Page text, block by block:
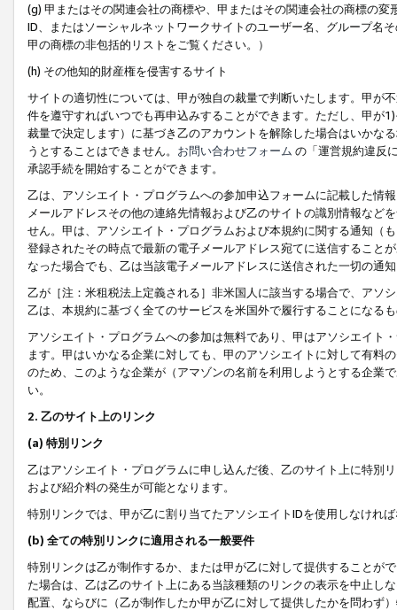
(g) 甲またはその関連会社の商標や、甲またはその関連会社の商標の
ID、またはソーシャルネットワークサイトのユーザー名、グループ名
甲の商標の非包括的リストをご覧ください。）
(h) その他知的財産権を侵害するサイト
サイトの適切性については、甲が独自の裁量で判断いたします。甲が
件を遵守すればいつでも再申込みすることができます。ただし、甲が
裁量で決定します）に基づき乙のアカウントを解除した場合はいかな
うとすることはできません。 お問い合わせフォーム の「運営規約違反
承認手続を開始することができます。
乙は、アソシエイト・プログラムへの参加申込フォームに記載した情
メールアドレスその他の連絡先情報および乙のサイトの識別情報など
せん。甲は、アソシエイト・プログラムおよび本規約に関する通知（
登録されたその時点で最新の電子メールアドレス宛てに送信すること
なった場合でも、乙は当該電子メールアドレスに送信された一切の通
乙が［注：米租税法上定義される］非米国人に該当する場合で、アソ
乙は、本規約に基づく全てのサービスを米国外で履行することになる
アソシエイト・プログラムへの参加は無料であり、甲はアソシエイト
ます。甲はいかなる企業に対しても、甲のアソシエイトに対して有料
のため、このような企業が（アマゾンの名前を利用しようとする企業
い。
2. 乙のサイト上のリンク
(a) 特別リンク
乙はアソシエイト・プログラムに申し込んだ後、乙のサイト上に特別
および紹介料の発生が可能となります。
特別リンクでは、甲が乙に割り当てたアソシエイトIDを使用しなけれ
(b) 全ての特別リンクに適用される一般要件
特別リンクは乙が制作するか、または甲が乙に対して提供することが
た場合は、乙は乙のサイト上にある当該種類のリンクの表示を中止し
配置、ならびに（乙が制作したか甲が乙に対して提供したかを問わず